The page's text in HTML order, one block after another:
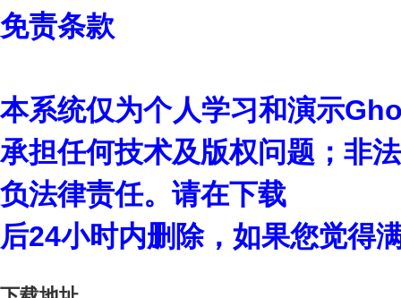
免责条款
本系统仅为个人学习和演示
承担任何技术及版权问题；非
负法律责任。请在下载
后24小时内删除，如果您觉得